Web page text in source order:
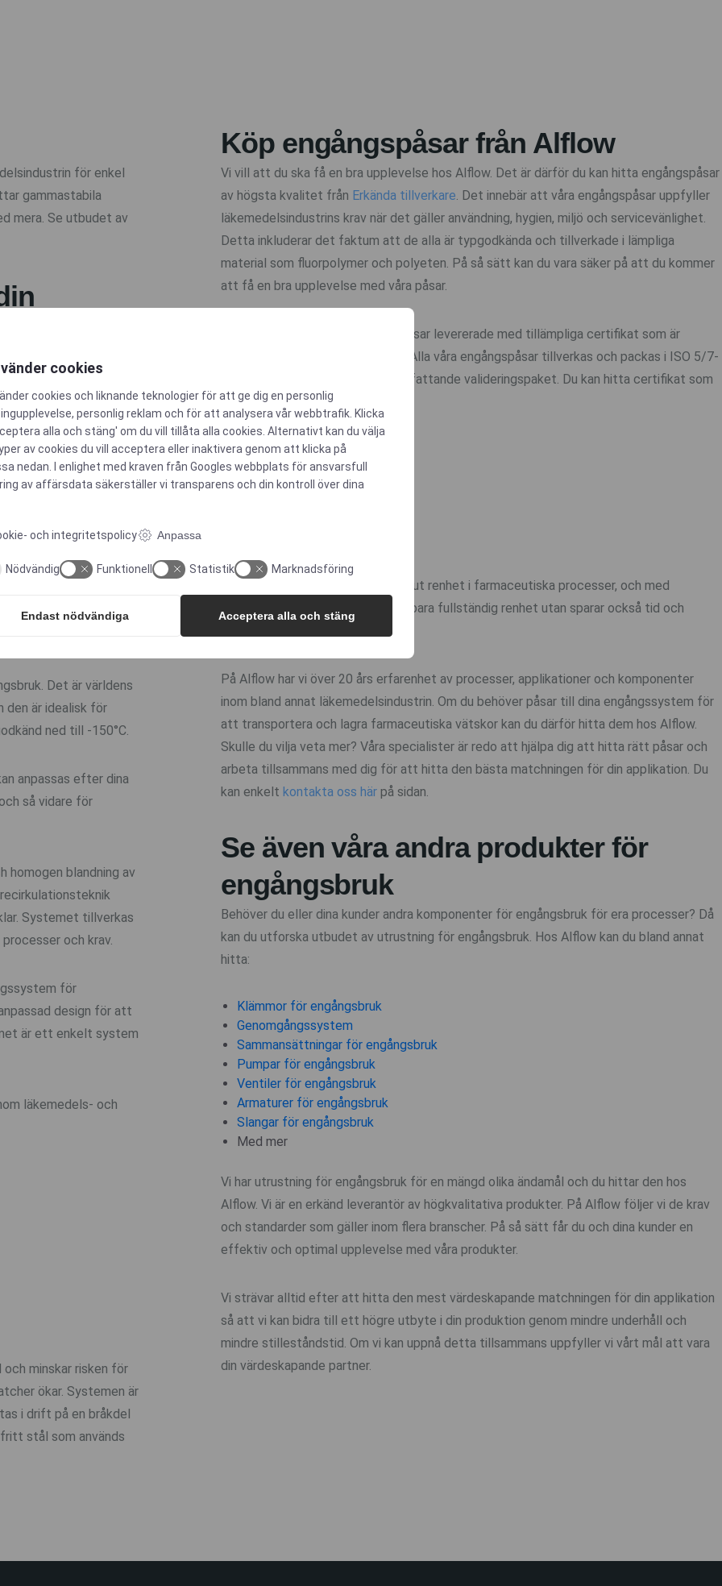
för enkel
gammastabila
mera. Se utbudet av
hög renhet och
idealiska för både
enkelt. I
Det är världens
den är idealisk för
ned till -150°C.
anpassas efter dina
så vidare för
blandning av
Systemet tillverkas
och krav.
för
design för att
är ett enkelt system
läkemedels- och
minskar risken för
ökar. Systemen är
i drift på en bråkdel
stål som används
Köp engångspåsar från Alflow
Vi vill att du ska få en bra upplevelse hos Alflow. Det är därför du kan hitta engångspåsar
av högsta kvalitet från Erkända tillverkare. Det innebär att våra engångspåsar uppfyller
läkemedelsindustrins krav när det gäller användning, hygien, miljö och servicevänlighet.
Detta inkluderar det faktum att de alla är typgodkända och tillverkade i lämpliga
material som fluorpolymer och polyeten. På så sätt kan du vara säker på att du kommer
att få en bra upplevelse med våra påsar.
Du kan välja att få dina engångspåsar levererade med tillämpliga certifikat som är
lämpliga för läkemedelsindustrin. Alla våra engångspåsar tillverkas och packas i ISO 5/7-
renrum och levereras med ett omfattande valideringspaket. Du kan hitta certifikat som
t.ex:
USP klass VI
FDA
TSE/BSE-uttalanden
Vi vet hur viktigt det är med absolut renhet i farmaceutiska processer, och med
engångsprodukter uppnår du inte bara fullständig renhet utan sparar också tid och
På Alflow har vi över 20 års erfarenhet av processer, applikationer och komponenter
inom bland annat läkemedelsindustrin. Om du behöver påsar till dina engångssystem för
att transportera och lagra farmaceutiska vätskor kan du därför hitta dem hos Alflow.
Skulle du vilja veta mer? Våra specialister är redo att hjälpa dig att hitta rätt påsar och
arbeta tillsammans med dig för att hitta den bästa matchningen för din applikation. Du
kan enkelt kontakta oss här på sidan.
Se även våra andra produkter för
engångsbruk
Behöver du eller dina kunder andra komponenter för engångsbruk för era processer? Då
kan du utforska utbudet av utrustning för engångsbruk. Hos Alflow kan du bland annat
hitta:
Klämmor för engångsbruk
Genomgångssystem
Sammansättningar för engångsbruk
Pumpar för engångsbruk
Ventiler för engångsbruk
Armaturer för engångsbruk
Slangar för engångsbruk
Med mer
Vi har utrustning för engångsbruk för en mängd olika ändamål och du hittar den hos
Alflow. Vi är en erkänd leverantör av högkvalitativa produkter. På Alflow följer vi de krav
och standarder som gäller inom flera branscher. På så sätt får du och dina kunder en
effektiv och optimal upplevelse med våra produkter.
Vi strävar alltid efter att hitta den mest värdeskapande matchningen för din applikation
så att vi kan bidra till ett högre utbyte i din produktion genom mindre underhåll och
mindre stilleståndstid. Om vi kan uppnå detta tillsammans uppfyller vi vårt mål att vara
din värdeskapande partner.
cookies
cookies och liknande teknologier för att ge dig en personlig
personlig reklam och för att analysera vår webbtrafik. Klicka
alla och stäng' om du vill tillåta alla cookies. Alternativt kan du välja
av cookies du vill acceptera eller inaktivera genom att klicka på
nedan. I enlighet med kraven från Googles webbplats för ansvarsfull
av affärsdata säkerställer vi transparens och din kontroll över dina
och integritetspolicy Anpassa
Nödvändig Funktionell Statistik Marknadsföring
Endast nödvändiga Acceptera alla och stäng